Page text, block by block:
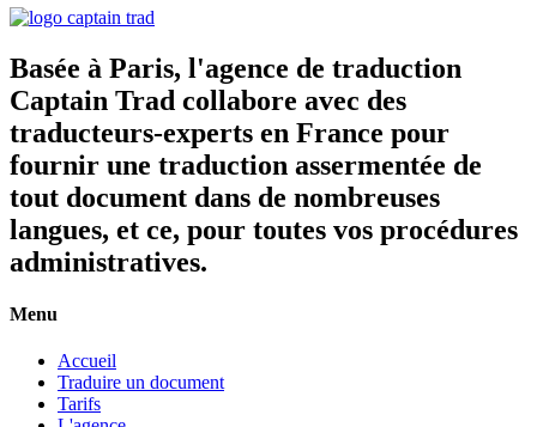
Basée à Paris, l'agence de traduction
Captain Trad collabore avec des
traducteurs-experts en France pour
fournir une traduction assermentée de
tout document dans de nombreuses
langues, et ce, pour toutes vos procédures
administratives.
Menu
Accueil
Traduire un document
Tarifs